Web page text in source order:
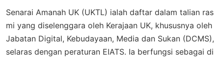
Senarai Amanah UK (UKTL) ialah daftar dalam talian ras
mi yang diselenggara oleh Kerajaan UK, khususnya oleh
Jabatan Digital, Kebudayaan, Media dan Sukan (DCMS),
selaras dengan peraturan EIATS. Ia berfungsi sebagai di